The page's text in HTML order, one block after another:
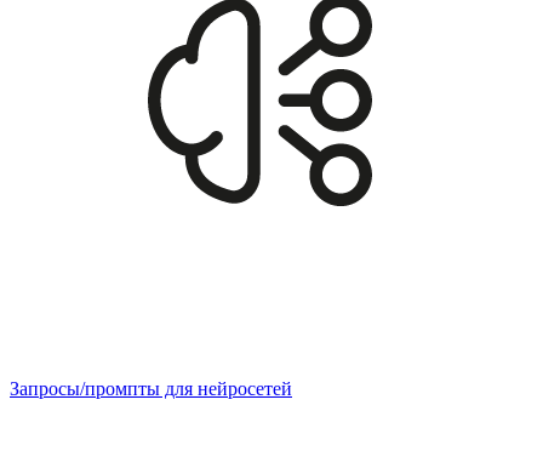
Запросы/промпты для нейросетей